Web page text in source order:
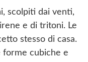
scolpiti dai venti,
e di tritoni. Le
stesso di casa.
forme cubiche e